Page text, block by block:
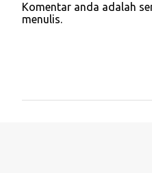
P
o
Komentar anda adalah
menulis.